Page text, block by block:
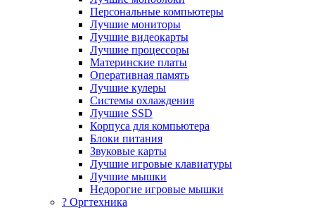
Персональные компьютеры
Лучшие мониторы
Лучшие видеокарты
Лучшие процессоры
Материнские платы
Оперативная память
Лучшие кулеры
Системы охлаждения
Лучшие SSD
Корпуса для компьютера
Блоки питания
Звуковые карты
Лучшие игровые клавиатуры
Лучшие мышки
Недорогие игровые мышки
?️ Оргтехника